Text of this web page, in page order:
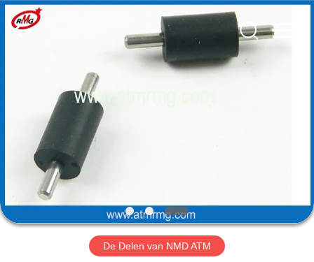
PRODUCTEN
OVER
ONS
FABRIEKSTOCHT
Guang
Science
And
Technology
De Delen van NMD ATM